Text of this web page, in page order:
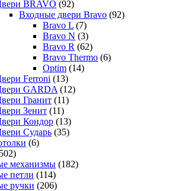
BRAVO (92)
Входные двери Bravo (92)
Bravo L (7)
Bravo N (3)
Bravo R (62)
Bravo Thermo (6)
Optim (14)
Ferroni (13)
GARDA (12)
Гранит (11)
Зенит (11)
Кондор (13)
Сударь (35)
(6)
механизмы (182)
петли (114)
ручки (206)